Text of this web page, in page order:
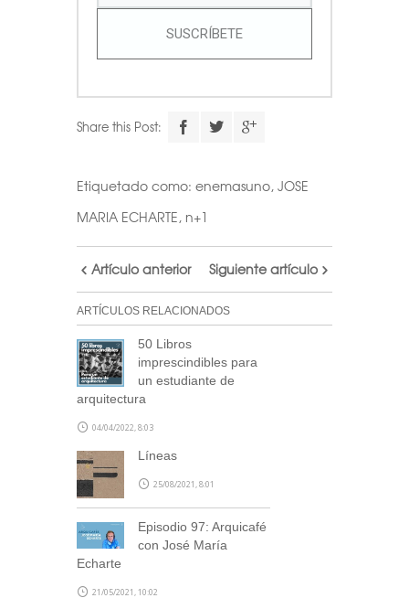
SUSCRÍBETE
Share this Post:
Etiquetado como: enemasuno, JOSE
MARIA ECHARTE, n+1
Artículo anterior Siguiente artículo
ARTÍCULOS RELACIONADOS
50 Libros
imprescindibles para
un estudiante de
arquitectura
04/04/2022, 8:03
Líneas
25/08/2021, 8:01
Episodio 97: Arquicafé
con José María
Echarte
21/05/2021, 10:02